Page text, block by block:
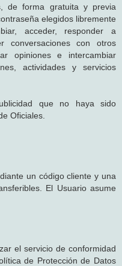
de forma gratuita y previa
elegidos libremente
acceder, responder a
conversaciones con otros
opiniones e intercambiar
actividades y servicios
que no haya sido
Oficiales.
un código cliente y una
El Usuario asume
el servicio de conformidad
de Protección de Datos